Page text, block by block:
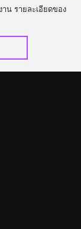
าน รายละเอียดของ